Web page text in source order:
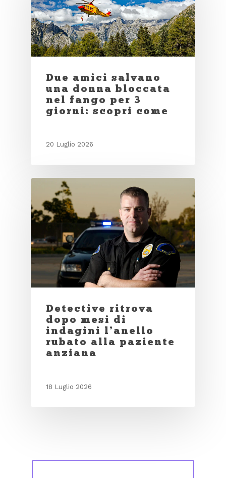
Due amici salvano
una donna bloccata
nel fango per 3
giorni: scopri come
20 Luglio 2026
Detective ritrova
dopo mesi di
indagini l’anello
rubato alla paziente
anziana
18 Luglio 2026